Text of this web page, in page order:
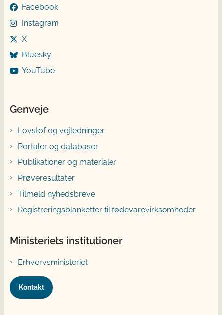
Facebook
Instagram
X
Bluesky
YouTube
Genveje
Lovstof og vejledninger
Portaler og databaser
Publikationer og materialer
Prøveresultater
Tilmeld nyhedsbreve
Registreringsblanketter til fødevarevirksomheder
Ministeriets institutioner
Erhvervsministeriet
Kontakt